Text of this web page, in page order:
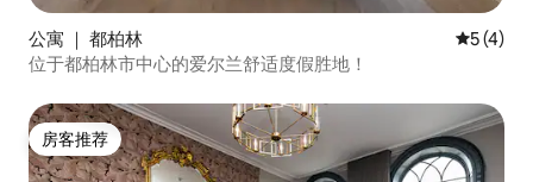
公寓 ｜ 都柏林 平均评分
5 (4)
位于都柏林市中心的爱尔兰舒适度假胜地！
房客推荐
房客推荐